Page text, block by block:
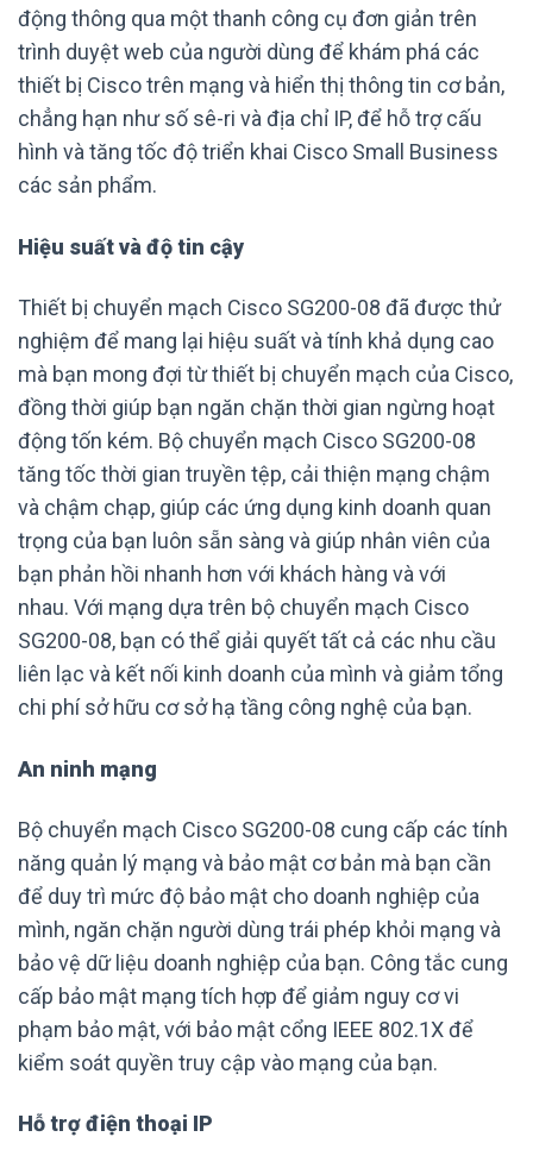
động thông qua một thanh công cụ đơn giản trên
trình duyệt web của người dùng để khám phá các
thiết bị Cisco trên mạng và hiển thị thông tin cơ bản,
chẳng hạn như số sê-ri và địa chỉ IP, để hỗ trợ cấu
hình và tăng tốc độ triển khai Cisco Small Business
các sản phẩm.
Hiệu suất và độ tin cậy
Thiết bị chuyển mạch Cisco SG200-08 đã được thử
nghiệm để mang lại hiệu suất và tính khả dụng cao
mà bạn mong đợi từ thiết bị chuyển mạch của Cisco,
đồng thời giúp bạn ngăn chặn thời gian ngừng hoạt
động tốn kém. Bộ chuyển mạch Cisco SG200-08
tăng tốc thời gian truyền tệp, cải thiện mạng chậm
và chậm chạp, giúp các ứng dụng kinh doanh quan
trọng của bạn luôn sẵn sàng và giúp nhân viên của
bạn phản hồi nhanh hơn với khách hàng và với
nhau. Với mạng dựa trên bộ chuyển mạch Cisco
SG200-08, bạn có thể giải quyết tất cả các nhu cầu
liên lạc và kết nối kinh doanh của mình và giảm tổng
chi phí sở hữu cơ sở hạ tầng công nghệ của bạn.
An ninh mạng
Bộ chuyển mạch Cisco SG200-08 cung cấp các tính
năng quản lý mạng và bảo mật cơ bản mà bạn cần
để duy trì mức độ bảo mật cho doanh nghiệp của
mình, ngăn chặn người dùng trái phép khỏi mạng và
bảo vệ dữ liệu doanh nghiệp của bạn. Công tắc cung
cấp bảo mật mạng tích hợp để giảm nguy cơ vi
phạm bảo mật, với bảo mật cổng IEEE 802.1X để
kiểm soát quyền truy cập vào mạng của bạn.
Hỗ trợ điện thoại IP